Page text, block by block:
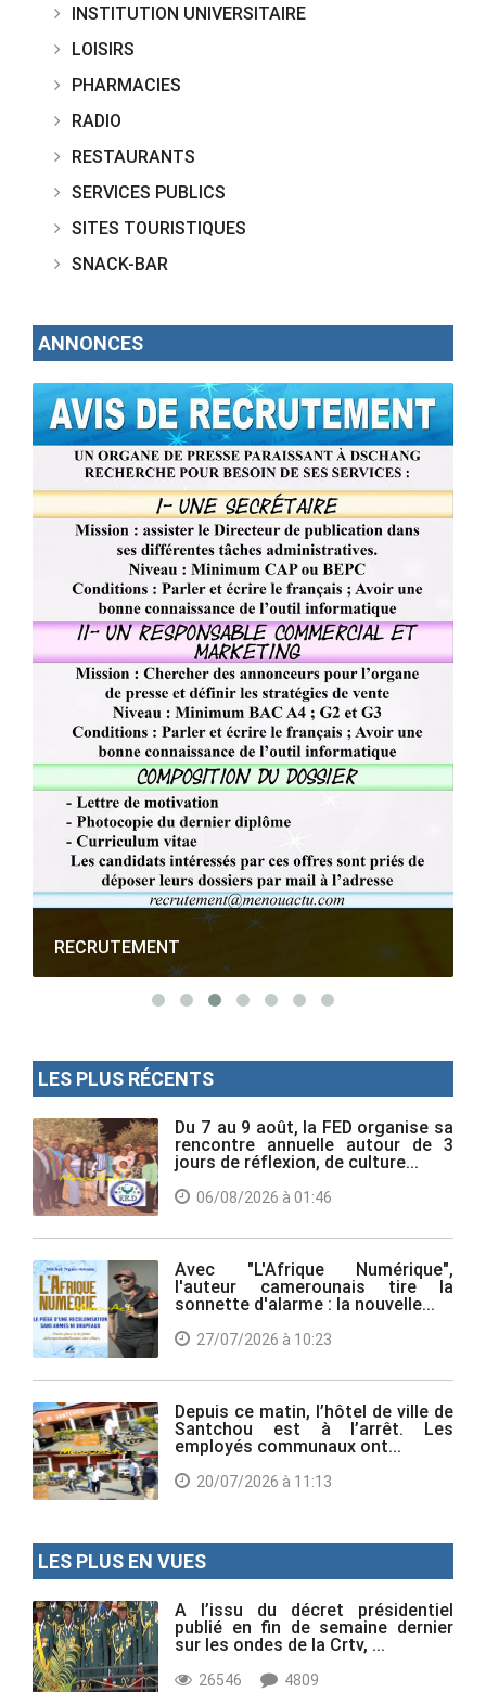
INSTITUTION UNIVERSITAIRE
LOISIRS
PHARMACIES
RADIO
RESTAURANTS
SERVICES PUBLICS
SITES TOURISTIQUES
SNACK-BAR
ANNONCES
RECRUTEMENT
LES PLUS RÉCENTS
Du 7 au 9 août, la FED organise sa
rencontre annuelle autour de 3
jours de réflexion, de culture...
06/08/2026 à 01:46
Avec "L'Afrique Numérique",
l'auteur camerounais tire la
sonnette d'alarme : la nouvelle...
27/07/2026 à 10:23
Depuis ce matin, l’hôtel de ville de
Santchou est à l’arrêt. Les
employés communaux ont...
20/07/2026 à 11:13
LES PLUS EN VUES
A l’issu du décret présidentiel
publié en fin de semaine dernier
sur les ondes de la Crtv, ...
26546 4809